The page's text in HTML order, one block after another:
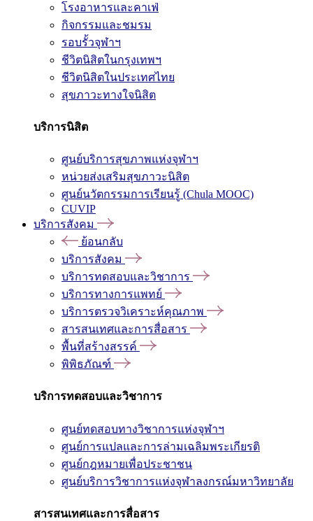
โรงอาหารและคาเฟ่
กิจกรรมและชมรม
รอบรั้วจุฬาฯ
ชีวิตนิสิตในกรุงเทพฯ
ชีวิตนิสิตในประเทศไทย
สุขภาวะทางใจนิสิต
บริการนิสิต
ศูนย์บริการสุขภาพแห่งจุฬาฯ
หน่วยส่งเสริมสุขภาวะนิสิต
ศูนย์นวัตกรรมการเรียนรู้ (Chula MOOC)
CUVIP
บริการสังคม
ย้อนกลับ
บริการสังคม
บริการทดสอบและวิชาการ
บริการทางการแพทย์
บริการตรวจวิเคราะห์คุณภาพ
สารสนเทศและการสื่อสาร
พื้นที่สร้างสรรค์
พิพิธภัณฑ์
บริการทดสอบและวิชาการ
ศูนย์ทดสอบทางวิชาการแห่งจุฬาฯ
ศูนย์การแปลและการล่ามเฉลิมพระเกียรติ
ศูนย์กฎหมายเพื่อประชาชน
ศูนย์บริการวิชาการแห่งจุฬาลงกรณ์มหาวิทยาลัย
สารสนเทศและการสื่อสาร